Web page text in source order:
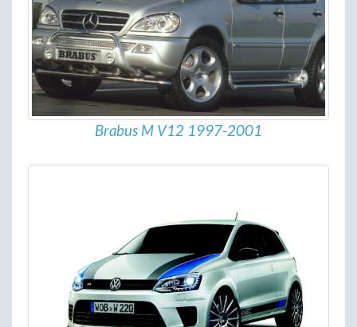
Brabus M V12 1997-2001